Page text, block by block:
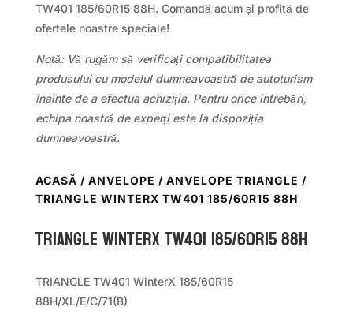
TW401 185/60R15 88H. Comandă acum și profită de
ofertele noastre speciale!
Notă: Vă rugăm să verificați compatibilitatea
produsului cu modelul dumneavoastră de autoturism
înainte de a efectua achiziția. Pentru orice întrebări,
echipa noastră de experți este la dispoziția
dumneavoastră.
ACASĂ / ANVELOPE / ANVELOPE TRIANGLE /
TRIANGLE WINTERX TW401 185/60R15 88H
TRIANGLE WINTERX TW401 185/60R15 88H
TRIANGLE TW401 WinterX 185/60R15
88H/XL/E/C/71(B)